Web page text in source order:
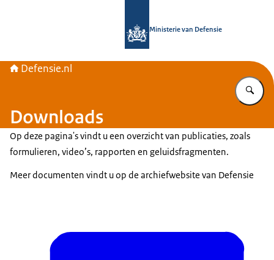
Ministerie van Defensie
Defensie.nl
Downloads
Op deze pagina's vindt u een overzicht van publicaties, zoals
formulieren, video’s, rapporten en geluidsfragmenten.
Meer documenten vindt u op de archiefwebsite van Defensie